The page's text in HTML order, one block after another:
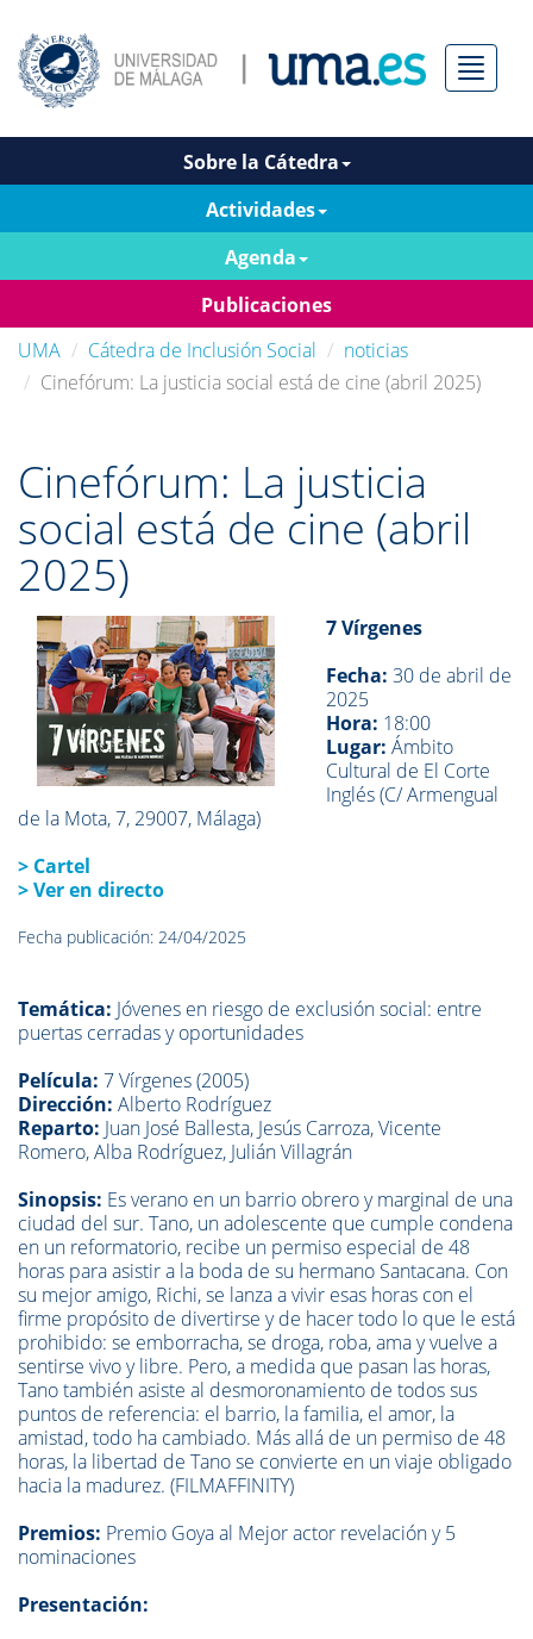
Menú
Sobre la Cátedra
Actividades
Agenda
Publicaciones
UMA
Cátedra de Inclusión Social
noticias
Cinefórum: La justicia social está de cine (abril 2025)
Cinefórum: La justicia
social está de cine (abril
2025)
7 Vírgenes
Fecha: 30 de abril de
2025
Hora: 18:00
Lugar: Ámbito
Cultural de El Corte
Inglés (C/ Armengual
de la Mota, 7, 29007, Málaga)
> Cartel
> Ver en directo
Fecha publicación: 24/04/2025
Temática: Jóvenes en riesgo de exclusión social: entre
puertas cerradas y oportunidades
Película: 7 Vírgenes (2005)
Dirección: Alberto Rodríguez
Reparto: Juan José Ballesta, Jesús Carroza, Vicente
Romero, Alba Rodríguez, Julián Villagrán
Sinopsis: Es verano en un barrio obrero y marginal de una
ciudad del sur. Tano, un adolescente que cumple condena
en un reformatorio, recibe un permiso especial de 48
horas para asistir a la boda de su hermano Santacana. Con
su mejor amigo, Richi, se lanza a vivir esas horas con el
firme propósito de divertirse y de hacer todo lo que le está
prohibido: se emborracha, se droga, roba, ama y vuelve a
sentirse vivo y libre. Pero, a medida que pasan las horas,
Tano también asiste al desmoronamiento de todos sus
puntos de referencia: el barrio, la familia, el amor, la
amistad, todo ha cambiado. Más allá de un permiso de 48
horas, la libertad de Tano se convierte en un viaje obligado
hacia la madurez. (FILMAFFINITY)
Premios: Premio Goya al Mejor actor revelación y 5
nominaciones
Presentación: